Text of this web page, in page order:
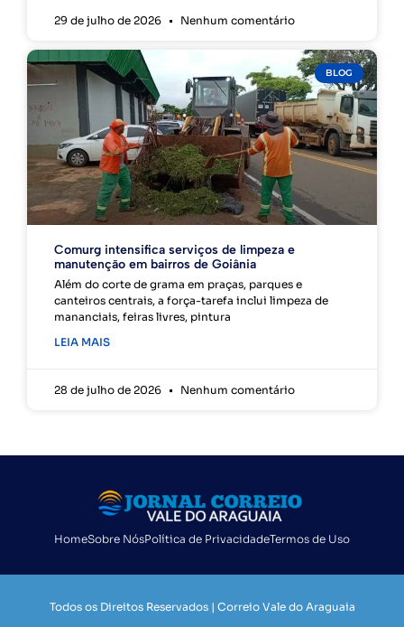
29 de julho de 2026 Nenhum comentário
BLOG
Comurg intensifica serviços de limpeza e
manutenção em bairros de Goiânia
Além do corte de grama em praças, parques e
canteiros centrais, a força-tarefa inclui limpeza de
mananciais, feiras livres, pintura
LEIA MAIS
28 de julho de 2026 Nenhum comentário
HomeSobre NósPolítica de PrivacidadeTermos de Uso
Todos os Direitos Reservados | Correio Vale do Araguaia